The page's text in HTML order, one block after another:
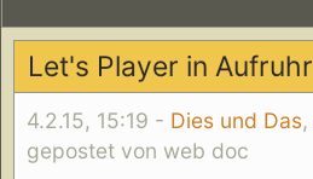
Let's Player in Aufruhr
4.2.15, 15:19 - Dies und Das,
gepostet von web doc